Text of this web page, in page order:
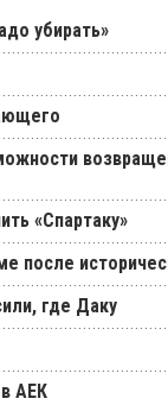
убирать»
«Спартаку»
после
где Даку
АЕК